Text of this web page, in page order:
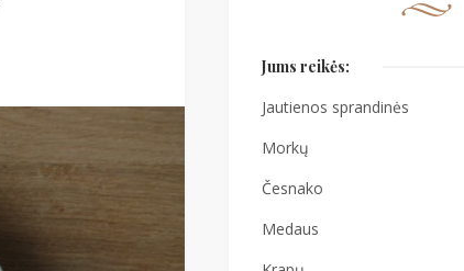
Jums reikės:
Jautienos sprandinės
Morkų
Česnako
Medaus